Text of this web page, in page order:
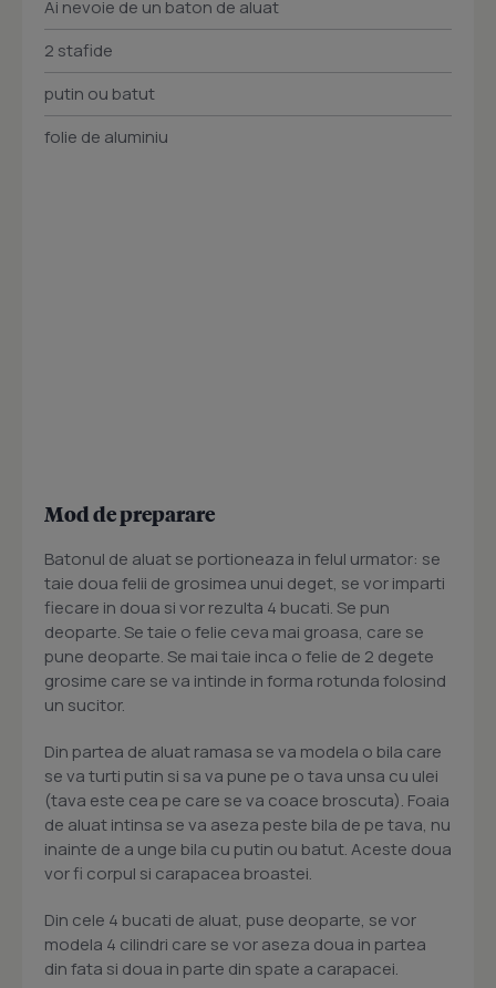
Ai nevoie de un baton de aluat
2 stafide
putin ou batut
folie de aluminiu
Mod de preparare
Batonul de aluat se portioneaza in felul urmator: se
taie doua felii de grosimea unui deget, se vor imparti
fiecare in doua si vor rezulta 4 bucati. Se pun
deoparte. Se taie o felie ceva mai groasa, care se
pune deoparte. Se mai taie inca o felie de 2 degete
grosime care se va intinde in forma rotunda folosind
un sucitor.
Din partea de aluat ramasa se va modela o bila care
se va turti putin si sa va pune pe o tava unsa cu ulei
(tava este cea pe care se va coace broscuta). Foaia
de aluat intinsa se va aseza peste bila de pe tava, nu
inainte de a unge bila cu putin ou batut. Aceste doua
vor fi corpul si carapacea broastei.
Din cele 4 bucati de aluat, puse deoparte, se vor
modela 4 cilindri care se vor aseza doua in partea
din fata si doua in parte din spate a carapacei.